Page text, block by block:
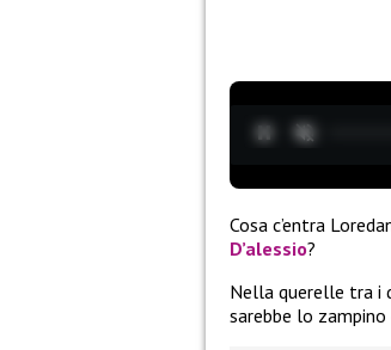
Cosa c’entra
D’alessio?
Nella querelle tra i
sarebbe lo